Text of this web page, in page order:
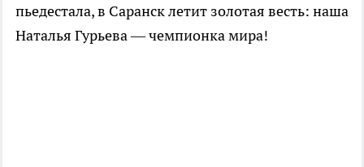
пьедестала, в Саранск летит золотая весть: наша
Наталья Гурьева — чемпионка мира!